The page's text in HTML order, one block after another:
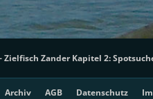
Zielfisch Zander Kapitel 2:
Archiv AGB Datenschutz